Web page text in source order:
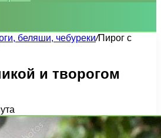
беляши, чебуреки/Пирог с
и творогом